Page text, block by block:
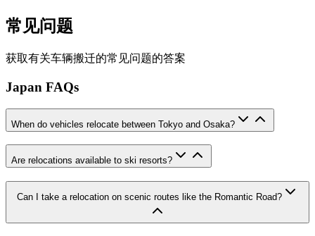
常见问题
获取有关车辆搬迁的常见问题的答案
Japan FAQs
When do vehicles relocate between Tokyo and Osaka?
Are relocations available to ski resorts?
Can I take a relocation on scenic routes like the Romantic Road?